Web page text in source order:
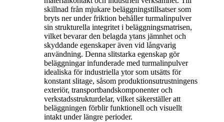
skillnad från mjukare beläggningstillsatser som
bryts ner under friktion behåller turmalinpulver
sin strukturella integritet i beläggningsmatrisen,
vilket bevarar den belagda ytans jämnhet och
skyddande egenskaper även vid långvarig
användning. Denna slitstarka egenskap gör
beläggningar infunderade med turmalinpulver
idealiska för industriella ytor som utsätts för
konstant slitage, såsom produktionsutrustningens
exteriör, transportbandskomponenter och
verkstadsstrukturdelar, vilket säkerställer att
beläggningen förblir funktionell och visuellt
intakt under längre perioder.